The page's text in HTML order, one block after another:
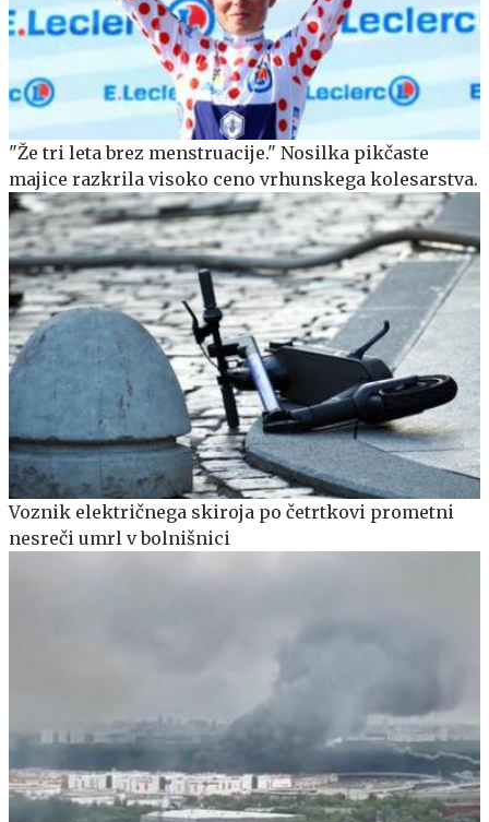
"Že tri leta brez menstruacije." Nosilka pikčaste
majice razkrila visoko ceno vrhunskega kolesarstva.
Voznik električnega skiroja po četrtkovi prometni
nesreči umrl v bolnišnici